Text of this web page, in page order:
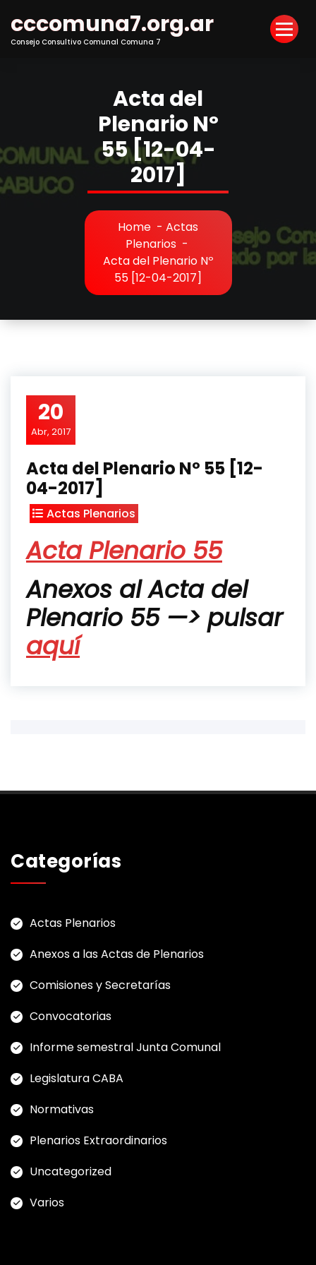
Content
cccomuna7.org.ar
Consejo Consultivo Comunal Comuna 7
Acta del
Plenario Nº
55 [12-04-
2017]
Home - Actas
Plenarios -
Acta del Plenario Nº
55 [12-04-2017]
20
Abr, 2017
Acta del Plenario Nº 55 [12-
04-2017]
Actas Plenarios
Acta Plenario 55
Anexos al Acta del
Plenario 55 —> pulsar
aquí
Categorías
Actas Plenarios
Anexos a las Actas de Plenarios
Comisiones y Secretarías
Convocatorias
Informe semestral Junta Comunal
Legislatura CABA
Normativas
Plenarios Extraordinarios
Uncategorized
Varios